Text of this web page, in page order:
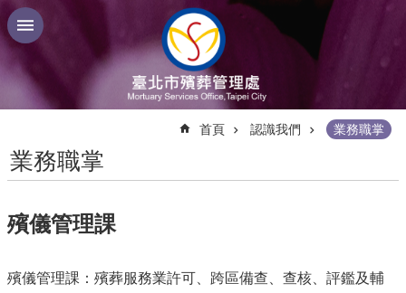
跳到主要內容區塊
首頁 認識我們 業務職掌
業務職掌
殯儀管理課
殯儀管理課：殯葬服務業許可、跨區備查、查核、評鑑及輔